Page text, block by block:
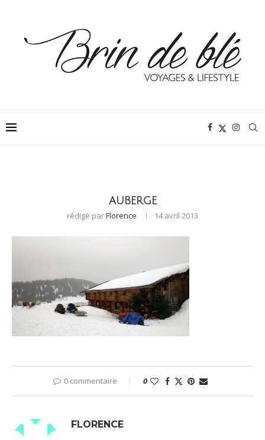
AUBERGE
rédigé parFlorence 14 avril 2013
0 commentaire 0
FLORENCE